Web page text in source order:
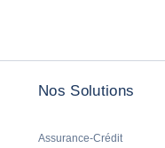
Nos Solutions
Assurance-Crédit